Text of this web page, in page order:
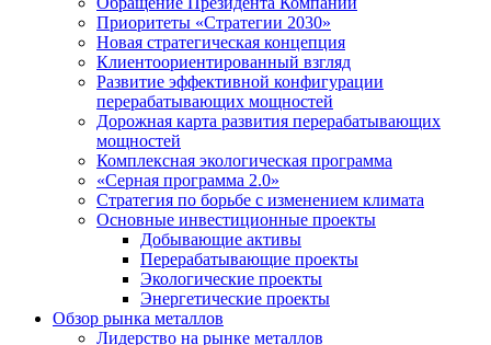
Приоритеты «Стратегии 2030»
Новая стратегическая концепция
Клиентоориентированный взгляд
Развитие эффективной конфигурации
перерабатывающих мощностей
Дорожная карта развития перерабатывающих
мощностей
Комплексная экологическая программа
«Серная программа 2.0»
Стратегия по борьбе с изменением климата
Основные инвестиционные проекты
Добывающие активы
Перерабатывающие проекты
Экологические проекты
Энергетические проекты
Обзор рынка металлов
Лидерство на рынке металлов